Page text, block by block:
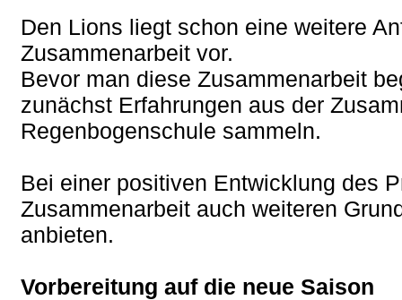
Den Lions liegt schon eine weitere
Zusammenarbeit vor.
Bevor man diese Zusammenarbeit
zunächst Erfahrungen aus der
Regenbogenschule sammeln.
Bei einer positiven Entwicklung des
Zusammenarbeit auch weiteren
anbieten.
Vorbereitung auf die neue Saison